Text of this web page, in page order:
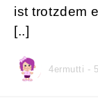
ist trotzdem
[..]
4ermutti -